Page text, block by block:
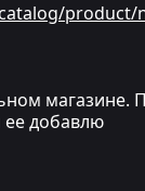
product/
магазине.
ее добавлю